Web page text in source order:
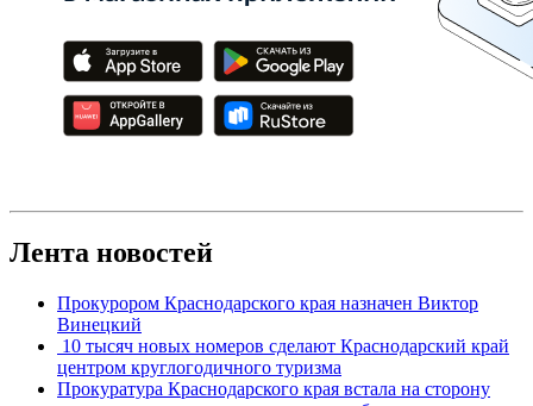
Лента новостей
Прокурором Краснодарского края назначен Виктор
Винецкий
10 тысяч новых номеров сделают Краснодарский край
центром круглогодичного туризма
Прокуратура Краснодарского края встала на сторону